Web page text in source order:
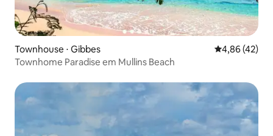
Townhouse ⋅ Gibbes 4,86 de uma
4,86 (42)
Townhome Paradise em Mullins Beach